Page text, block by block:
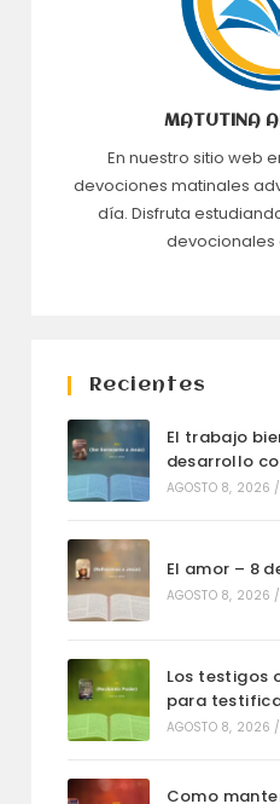
MATUTINA
En nuestro sitio web
devociones matinales
día. Disfruta
devocionales
Recientes
El trabajo
desarrollo
AGOSTO 8, 2026 /
El amor – 8
AGOSTO 8, 2026 /
Los testigos
para
AGOSTO 8, 2026 /
Como